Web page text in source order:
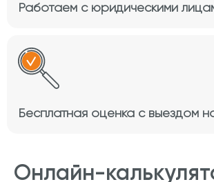
Работаем с юридическими
Бесплатная оценка с выездом
Онлайн-